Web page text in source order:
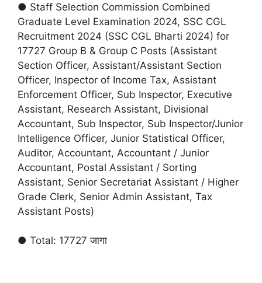
● Staff Selection Commission Combined
Graduate Level Examination 2024, SSC CGL
Recruitment 2024 (SSC CGL Bharti 2024) for
17727 Group B & Group C Posts (Assistant
Section Officer, Assistant/Assistant Section
Officer, Inspector of Income Tax, Assistant
Enforcement Officer, Sub Inspector, Executive
Assistant, Research Assistant, Divisional
Accountant, Sub Inspector, Sub Inspector/Junior
Intelligence Officer, Junior Statistical Officer,
Auditor, Accountant, Accountant / Junior
Accountant, Postal Assistant / Sorting
Assistant, Senior Secretariat Assistant / Higher
Grade Clerk, Senior Admin Assistant, Tax
Assistant Posts)
● Total: 17727 जागा